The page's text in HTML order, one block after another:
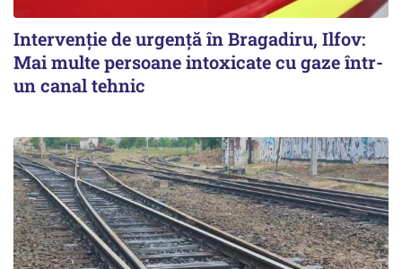
Intervenție de urgență în Bragadiru, Ilfov:
Mai multe persoane intoxicate cu gaze într-
un canal tehnic